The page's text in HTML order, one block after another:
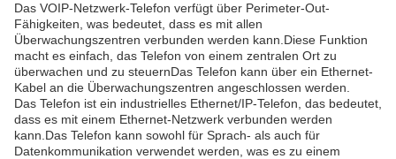
Das VOIP-Netzwerk-Telefon verfügt über Perimeter-Out-
Fähigkeiten, was bedeutet, dass es mit allen
Überwachungszentren verbunden werden kann.Diese Funktion
macht es einfach, das Telefon von einem zentralen Ort zu
überwachen und zu steuernDas Telefon kann über ein Ethernet-
Kabel an die Überwachungszentren angeschlossen werden.
Das Telefon ist ein industrielles Ethernet/IP-Telefon, das bedeutet,
dass es mit einem Ethernet-Netzwerk verbunden werden
kann.Das Telefon kann sowohl für Sprach- als auch für
Datenkommunikation verwendet werden, was es zu einem